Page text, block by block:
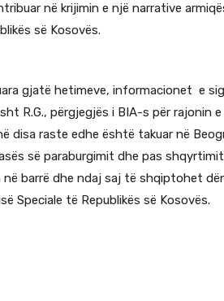
në krijimin e një narrative
së Kosovës.
gjatë hetimeve, informacionet e
R.G., përgjegjës i BIA-s për rajonin
disa raste edhe është takuar në
së paraburgimit dhe pas
në barrë dhe ndaj saj të shqiptohet
Speciale të Republikës së Kosovës.